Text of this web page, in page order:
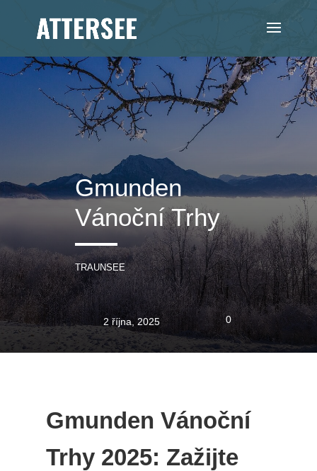
Gmunden
Vánoční Trhy
TRAUNSEE
0
2 října, 2025
Gmunden Vánoční
Trhy 2025: Zažijte